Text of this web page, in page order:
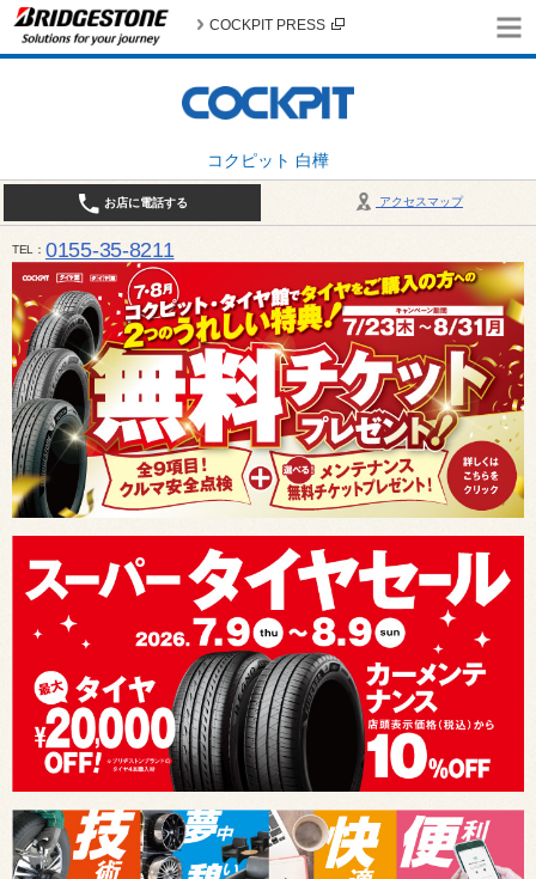
コクピット 白樺
COCKPIT PRESS
アクセスマップ
お店に電話する
TEL 0155-35-8211
10:00～18:30 （作業受付17:30最終） / 定休日：7月定休日 1日、7日、8日、14日、15日、21